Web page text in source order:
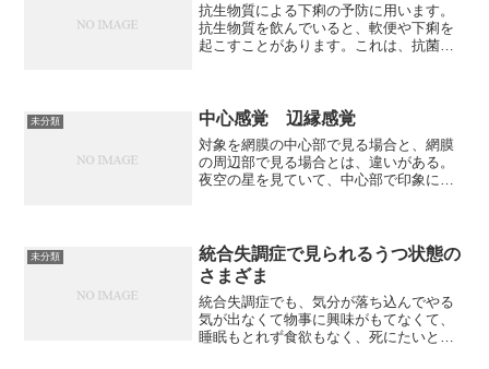
抗生物質による下痢の予防に用います。
抗生物質を飲んでいると、軟便や下痢を
起こすことがあります。これは、抗菌作
といっしょに飲みます。抗...
未分類 中心感覚 辺縁感覚
対象を網膜の中心部で見る場合と、網膜
の周辺部で見る場合とは、違いがある。
夜空の星を見ていて、中心部で印象に残
には色を見分ける細胞が多...
未分類
統合失調症で見られるうつ状態の
さまざま
統合失調症でも、気分が落ち込んでやる
気が出なくて物事に興味がもてなくて、
睡眠もとれず食欲もなく、死にたいとい